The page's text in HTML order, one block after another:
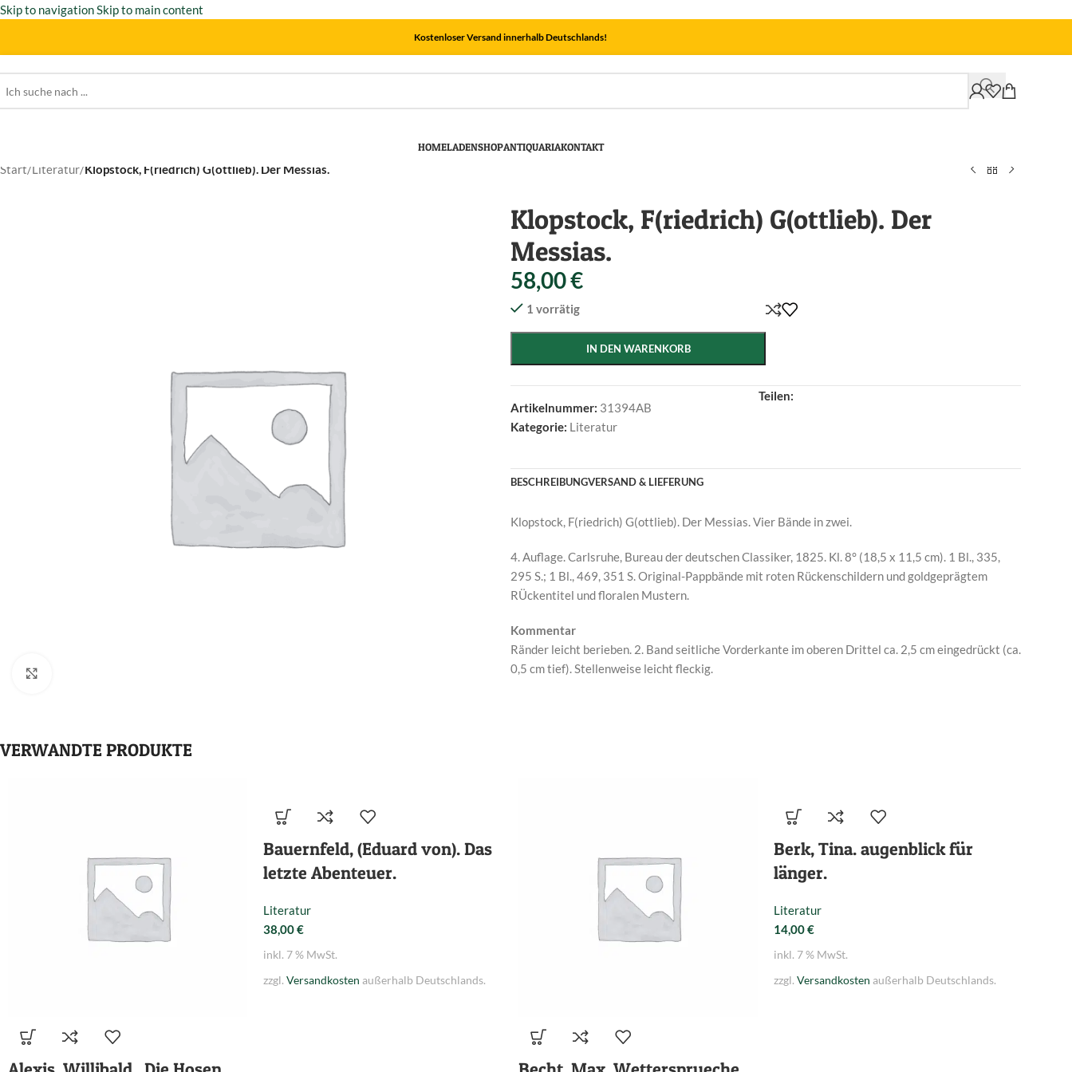
Skip to navigationSkip to main content
Kostenloser Versand innerhalb Deutschlands!
HOMELADENSHOPANTIQUARIAKONTAKT
Start/Literatur/Klopstock, F(riedrich) G(ottlieb). Der Messias.
Klopstock, F(riedrich) G(ottlieb). Der
Messias.
58,00€
1 vorrätig
IN DEN WARENKORB
Artikelnummer: 31394AB
Kategorie: Literatur
Teilen:
BESCHREIBUNGVERSAND & LIEFERUNG
Klopstock, F(riedrich) G(ottlieb). Der Messias. Vier Bände in zwei.
4. Auflage. Carlsruhe, Bureau der deutschen Classiker, 1825. Kl. 8° (18,5 x 11,5 cm). 1 Bl., 335,
295 S.; 1 Bl., 469, 351 S. Original-Pappbände mit roten Rückenschildern und goldgeprägtem
RÜckentitel und floralen Mustern.
Kommentar
Ränder leicht berieben. 2. Band seitliche Vorderkante im oberen Drittel ca. 2,5 cm eingedrückt (ca.
0,5 cm tief). Stellenweise leicht fleckig.
VERWANDTE PRODUKTE
Bauernfeld, (Eduard von). Das
letzte Abenteuer.
Literatur
38,00€
inkl. 7 % MwSt.
zzgl. Versandkosten außerhalb Deutschlands.
Berk, Tina. augenblick für
länger.
Literatur
14,00€
inkl. 7 % MwSt.
zzgl. Versandkosten außerhalb Deutschlands.